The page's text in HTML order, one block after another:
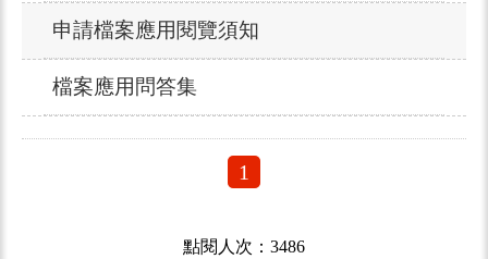
申請檔案應用閱覽須知
檔案應用問答集
1
點閱人次：3486